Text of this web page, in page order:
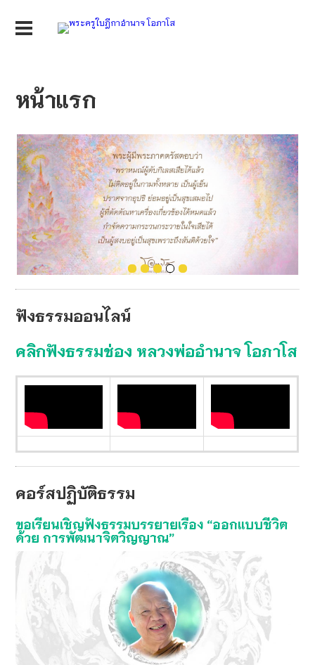
หน้าแรก
ฟังธรรมออนไลน์
คลิกฟังธรรมช่อง หลวงพ่ออํานาจ โอภาโส
คอร์สปฏิบัติธรรม
ขอเรียนเชิญฟังธรรมบรรยายเรื่อง “ออกแบบชีวิต
ด้วย การพัฒนาจิตวิญญาณ”